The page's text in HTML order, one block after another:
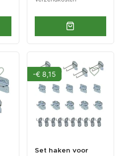
-€ 8,15
Set haken voor